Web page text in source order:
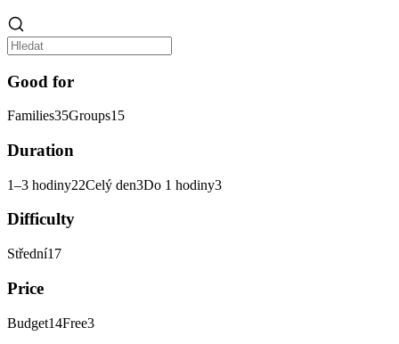
Good for
Families35Groups15
Duration
1–3 hodiny22Celý den3Do 1 hodiny3
Difficulty
Střední17
Price
Budget14Free3